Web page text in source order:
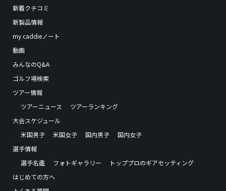
新着クチコミ
新製品情報
my caddieノート
動画
みんなのQ&A
ゴルフ場検索
ツアー情報
ツアーニュース
ツアーランキング
大会スケジュール
米国男子
米国女子 国内男子
国内女子
選手情報
選手名鑑
フォトギャラリー
トッププロのギアセッティング
はじめての方へ